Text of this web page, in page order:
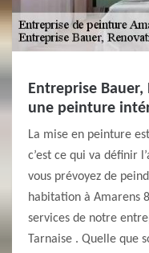
Entreprise
une peinture
La mise en peinture
c’est ce qui va définir
vous prévoyez de
habitation à Amarens
services de notre
Tarnaise . Quelle que